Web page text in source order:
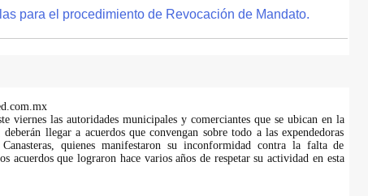
para el procedimiento de Revocación de Mandato.
viernes las autoridades municipales y comerciantes que se ubican en la
llegar a acuerdos que convengan sobre todo a las expendedoras
Canasteras, quienes manifestaron su inconformidad contra la falta de
acuerdos que lograron hace varios años de respetar su actividad en esta